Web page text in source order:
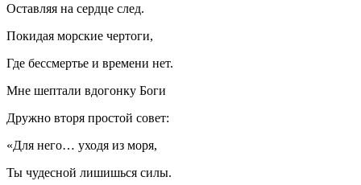
Оставляя на сердце след.
Покидая морские чертоги,
Где бессмертье и времени нет.
Мне шептали вдогонку Боги
Дружно вторя простой совет:
«Для него… уходя из моря,
Ты чудесной лишишься силы.